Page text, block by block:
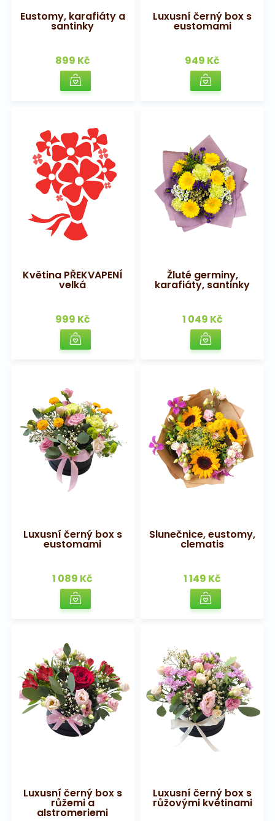
Eustomy, karafiáty a
santinky
899 Kč
Luxusní černý box s
eustomami
949 Kč
Květina PŘEKVAPENÍ
velká
999 Kč
Žluté germiny,
karafiáty, santinky
1 049 Kč
Luxusní černý box s
eustomami
1 089 Kč
Slunečnice, eustomy,
clematis
1 149 Kč
Luxusní černý box s
růžemi a
alstromeriemi
Luxusní černý box s
růžovými květinami